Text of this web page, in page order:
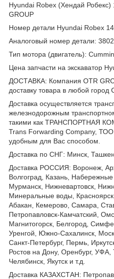
Hyundai Robex (Хендай
GROUP
Номер детали Hyundai Robex
Аналоговый номер детали:
Тип мотора (двигатель):
Цена запчасти на экскаватор
ДОСТАВКА: Компания OTR
доставку товара в любой город
Доставка осуществляется
железнодорожным
такими как ТРАНСПОРТНАЯ
Trans Forwarding Company,
удобным для Вас способом.
Доставка по СНГ: Минск,
Доставка РОССИЯ: Воронеж,
Волгоград, Казань,
Мурманск, Нижневартовск,
Минеральные воды,
Абакан, Кемерово, Самара,
Петропавловск-Камчатский,
Магнитогорск, Белгород,
Уренгой, Южно-Сахалинск,
Санкт-Петербург, Пермь,
Ростов на Дону, Оренбург, УФА,
Челябинск, Якутск и т.д.
Доставка КАЗАХСТАН: